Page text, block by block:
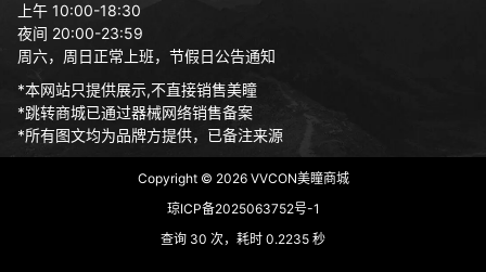
上午 10:00-18:30
夜间 20:00-23:59
周六，周日正常上班，节假日公告通知
*本网站只提供展示,不直接销售美瞳
*跳转商城已通过器械网络销售备案
*所有图文均为品牌方提供，已备注来源
Copyright © 2026VVCON美瞳商城
琼ICP备2025063752号-1
查询 30 次，耗时 0.2235 秒